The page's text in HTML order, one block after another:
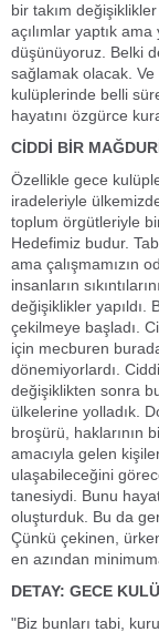
bir takım
açılımlar yaptık
düşünüyoruz. Belki
sağlamak olacak.
kulüplerinde belli
hayatını özgürce
CİDDİ BİR
Özellikle gece
iradeleriyle
toplum örgütleriyle
Hedefimiz budur.
ama çalışmamızın
insanların
değişiklikler yapıldı.
çekilmeye başladı.
için mecburen
dönemiyorlardı.
değişiklikten sonra
ülkelerine yolladık.
broşürü, haklarının
amacıyla gelen
ulaşabileceğini
tanesiydi. Bunu
oluşturduk. Bu da
Çünkü çekinen,
en azından
DETAY: GECE
"Biz bunları tabi,